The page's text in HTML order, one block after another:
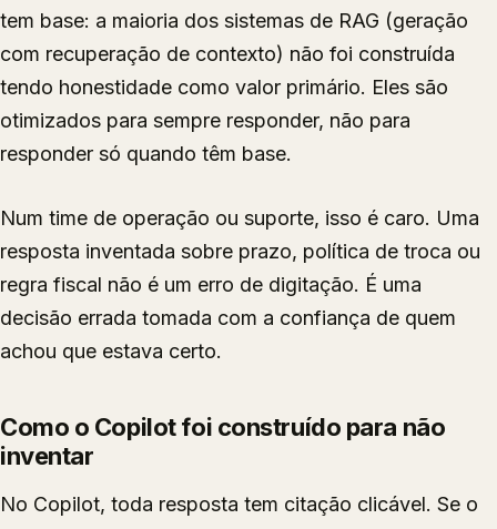
tem base: a maioria dos sistemas de RAG (geração
com recuperação de contexto) não foi construída
tendo honestidade como valor primário. Eles são
otimizados para sempre responder, não para
responder só quando têm base.
Num time de operação ou suporte, isso é caro. Uma
resposta inventada sobre prazo, política de troca ou
regra fiscal não é um erro de digitação. É uma
decisão errada tomada com a confiança de quem
achou que estava certo.
Como o Copilot foi construído para não
inventar
No Copilot, toda resposta tem citação clicável. Se o